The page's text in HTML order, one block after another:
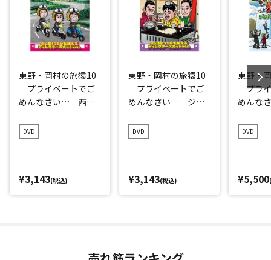
東野・岡村の旅猿10
プライベートでご
めんなさい… 西伊
旅 プレミアム完全
版
DVD
¥3,143(税込)
東野・岡村の旅猿10
プライベートでご
めんなさい… ジミ
極のお好み焼きを作
ろうの旅 プレミア
DVD
¥3,143(税込)
東野・
プラ
めんな
DVD
¥5,500